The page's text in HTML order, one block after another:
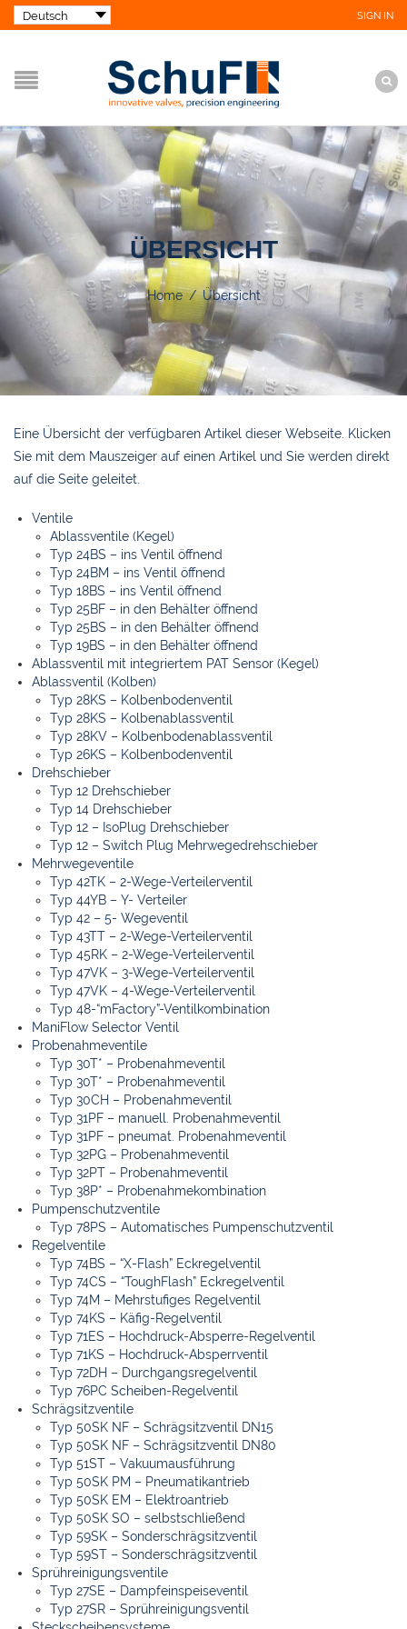
SIGN IN
ÜBERSICHT
Home / Übersicht
Eine Übersicht der verfügbaren Artikel dieser Webseite. Klicken
Sie mit dem Mauszeiger auf einen Artikel und Sie werden direkt
auf die Seite geleitet.
Ventile
Ablassventile (Kegel)
Typ 24BS – ins Ventil öffnend
Typ 24BM – ins Ventil öffnend
Typ 18BS – ins Ventil öffnend
Typ 25BF – in den Behälter öffnend
Typ 25BS – in den Behälter öffnend
Typ 19BS – in den Behälter öffnend
Ablassventil mit integriertem PAT Sensor (Kegel)
Ablassventil (Kolben)
Typ 28KS – Kolbenbodenventil
Typ 28KS – Kolbenablassventil
Typ 28KV – Kolbenbodenablassventil
Typ 26KS – Kolbenbodenventil
Drehschieber
Typ 12 Drehschieber
Typ 14 Drehschieber
Typ 12 – IsoPlug Drehschieber
Typ 12 – Switch Plug Mehrwegedrehschieber
Mehrwegeventile
Typ 42TK – 2-Wege-Verteilerventil
Typ 44YB – Y- Verteiler
Typ 42 – 5- Wegeventil
Typ 43TT – 2-Wege-Verteilerventil
Typ 45RK – 2-Wege-Verteilerventil
Typ 47VK – 3-Wege-Verteilerventil
Typ 47VK – 4-Wege-Verteilerventil
Typ 48-“mFactory”-Ventilkombination
ManiFlow Selector Ventil
Probenahmeventile
Typ 30T* – Probenahmeventil
Typ 30T* – Probenahmeventil
Typ 30CH – Probenahmeventil
Typ 31PF – manuell. Probenahmeventil
Typ 31PF – pneumat. Probenahmeventil
Typ 32PG – Probenahmeventil
Typ 32PT – Probenahmeventil
Typ 38P* – Probenahmekombination
Pumpenschutzventile
Typ 78PS – Automatisches Pumpenschutzventil
Regelventile
Typ 74BS – “X-Flash” Eckregelventil
Typ 74CS – “ToughFlash” Eckregelventil
Typ 74M – Mehrstufiges Regelventil
Typ 74KS – Käfig-Regelventil
Typ 71ES – Hochdruck-Absperre-Regelventil
Typ 71KS – Hochdruck-Absperrventil
Typ 72DH – Durchgangsregelventil
Typ 76PC Scheiben-Regelventil
Schrägsitzventile
Typ 50SK NF – Schrägsitzventil DN15
Typ 50SK NF – Schrägsitzventil DN80
Typ 51ST – Vakuumausführung
Typ 50SK PM – Pneumatikantrieb
Typ 50SK EM – Elektroantrieb
Typ 50SK SO – selbstschließend
Typ 59SK – Sonderschrägsitzventil
Typ 59ST – Sonderschrägsitzventil
Sprühreinigungsventile
Typ 27SE – Dampfeinspeiseventil
Typ 27SR – Sprühreinigungsventil